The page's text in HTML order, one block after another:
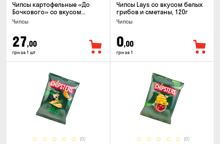
Чипсы картофельные «До
Бочкового» со вкусом
сметаны с зеленью, 100г
Чипсы
27,00
грн за 1 шт
Чипсы Lays со вкусом белых
грибов и сметаны, 120г
Чипсы
0,00
грн за 1
(0) (0)